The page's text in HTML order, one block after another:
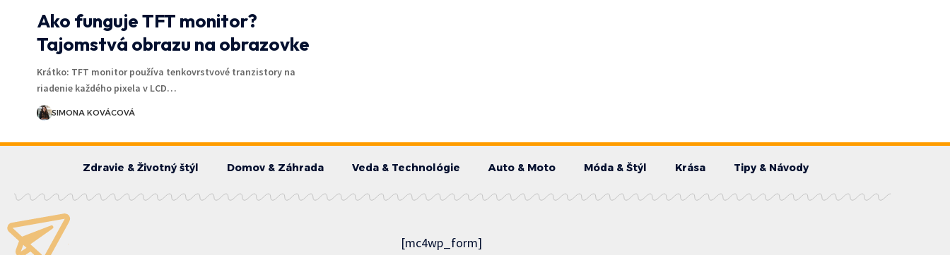
Ako funguje TFT monitor?
Tajomstvá obrazu na obrazovke
Krátko: TFT monitor používa tenkovrstvové tranzistory na
riadenie každého pixela v LCD…
SIMONA KOVÁCOVÁ
Zdravie & Životný štýl Domov & Záhrada Veda & Technológie Auto & Moto Móda & Štýl Krása Tipy & Návody
[mc4wp_form]